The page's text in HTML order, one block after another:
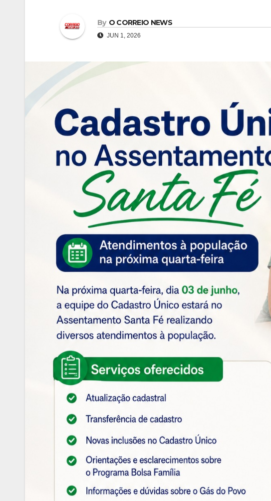
By O CORREIO NEWS
JUN 1, 2026